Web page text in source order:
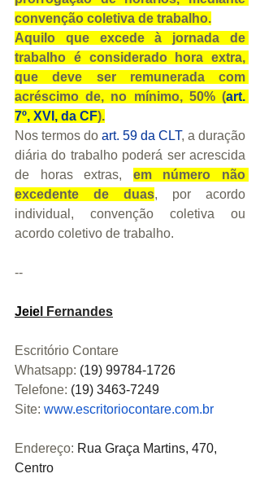
convenção coletiva de trabalho.
Aquilo que excede à jornada de
trabalho é considerado hora extra,
que deve ser remunerada com
acréscimo de, no mínimo, 50% (art.
7º, XVI, da CF).
Nos termos do art. 59 da CLT, a duração
diária do trabalho poderá ser acrescida
de horas extras, em número não
excedente de duas, por acordo
individual, convenção coletiva ou
acordo coletivo de trabalho.
--
Jeie l Fernandes
Escritório Contare
Whatsapp: (19) 99784-1726
Telefone: (19) 3463-7249
Site: www.escritoriocontare.com.br
Endereço: Rua Graça Martins, 470,
Centro